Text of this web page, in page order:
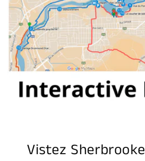
Vistez Sherbrooke